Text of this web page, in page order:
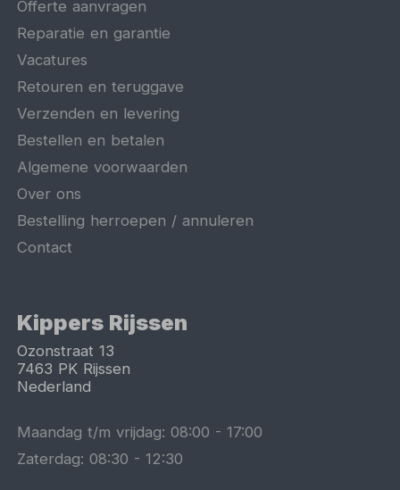
Offerte aanvragen
Reparatie en garantie
Vacatures
Retouren en teruggave
Verzenden en levering
Bestellen en betalen
Algemene voorwaarden
Over ons
Bestelling herroepen / annuleren
Contact
Kippers Rijssen
Ozonstraat 13
7463 PK Rijssen
Nederland
Maandag t/m vrijdag:08:00 -17:00
Zaterdag:08:30 -12:30